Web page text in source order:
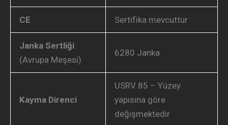
CE Sertifika mevcuttur
Janka Sertliği
(Avrupa Meşesi)
6280 Janka
Kayma Direnci
USRV 85 – Yüzey
yapısına göre
değişmektedir